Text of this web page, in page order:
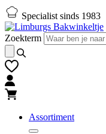
Naar
hoofd-
inhoud
gaan
Naar
footer
gaan
Specialist sinds 1983
Zoekterm
Assortiment